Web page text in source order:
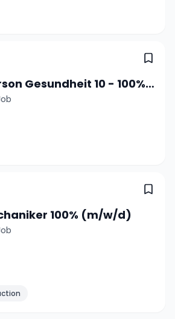
Fachperson Gesundheit 10 - 100% (m/w/d)
100% (m/w/d)